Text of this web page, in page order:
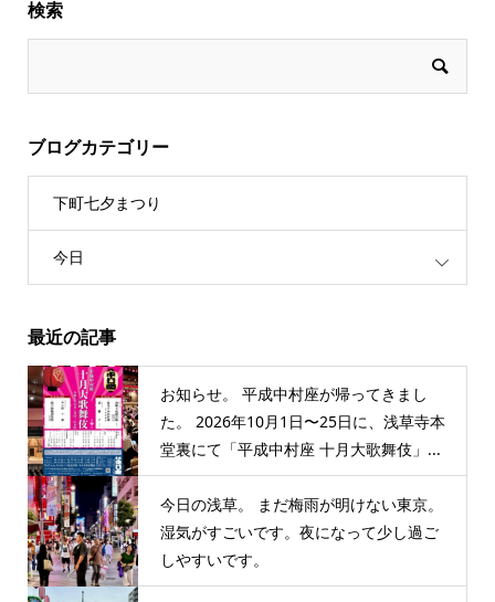
検索
ブログカテゴリー
下町七夕まつり
今日
最近の記事
お知らせ。 平成中村座が帰ってきまし
た。 2026年10月1日〜25日に、浅草寺本
堂裏にて「平成中村座 十月大歌舞伎」...
今日の浅草。 まだ梅雨が明けない東京。
湿気がすごいです。夜になって少し過ご
しやすいです。